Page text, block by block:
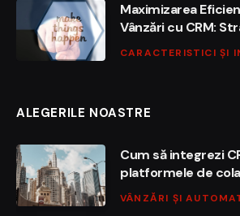
Maximizarea
Vânzări cu CRM:
CARACTERISTICI ȘI
ALEGERILE NOASTRE
Cum să integrezi
platformele de
succesul echipei
VÂNZĂRI ȘI